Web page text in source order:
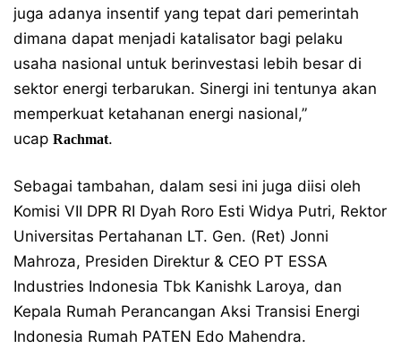
juga adanya insentif yang tepat dari pemerintah
dimana dapat menjadi katalisator bagi pelaku
usaha nasional untuk berinvestasi lebih besar di
sektor energi terbarukan. Sinergi ini tentunya akan
memperkuat ketahanan energi nasional,”
ucap Rachmat.
Sebagai tambahan, dalam sesi ini juga diisi oleh
Komisi VII DPR RI Dyah Roro Esti Widya Putri, Rektor
Universitas Pertahanan LT. Gen. (Ret) Jonni
Mahroza, Presiden Direktur & CEO PT ESSA
Industries Indonesia Tbk Kanishk Laroya, dan
Kepala Rumah Perancangan Aksi Transisi Energi
Indonesia Rumah PATEN Edo Mahendra.